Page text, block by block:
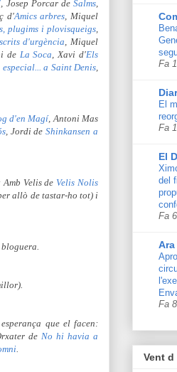
, Josep Porcar deSalms,
d'Amics arbres, Miquel
plugims i plovisqueigs,
d'urgència, Miquel
de La Soca, Xavi d'Els
a Saint Denis,
d'en Magí, Antoni Mas
, Jordi deShinkansen a
Velis de Velis Nolis
allò de tastar-ho tot) i
bloguera.
que el facen:
de No hi havia a
.
Fa
El
Fa
El
del
Fa
Fa
Vent d